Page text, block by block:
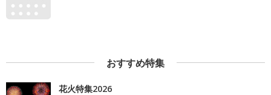
おすすめ特集
花火特集2026